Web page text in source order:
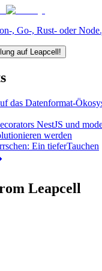
, Go-, Rust- oder
auf Leapcell!
das Datenformat-
NestJS und
werden
Ein tieferTauchen
Leapcell